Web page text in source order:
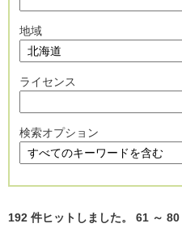
地域
ライセンス
検索オプション
192 件ヒットしました。 61 ～ 80